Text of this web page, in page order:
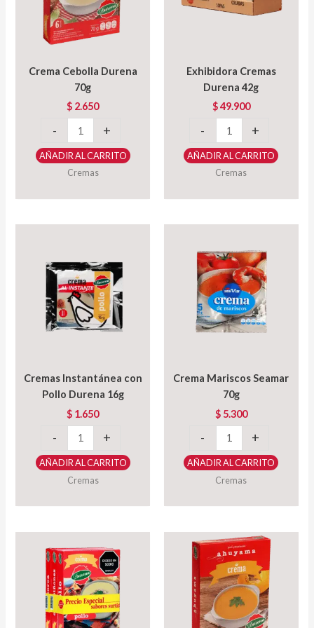
Crema Cebolla Durena
70g
$ 2.650
-
Cebolla
Durena
+
AÑADIR AL CARRITO
Cremas
Exhibidora Cremas
Durena 42g
$49.900
-
Exhibidora
Cremas
Durena
+
AÑADIR AL CARRITO
Cremas
Cremas Instantánea con
Pollo Durena 16g
$ 1.650
-
Instantánea
con
cantidad
+
AÑADIR AL CARRITO
Cremas
Crema Mariscos Seamar
70g
$5.300
-
Mariscos
Seamar
+
AÑADIR AL CARRITO
Cremas